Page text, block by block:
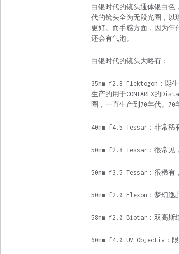
白银时代的镜头通体银白色
代的镜头全为无段光圈，以
更好。而手感方面，因为年
还会有气泡。
白银时代的镜头大略有：
35mm f2.8 Flektogon：诞
生产的用于CONTAREX的
圈，一直生产到70年代。70
40mm f4.5 Tessar：非常稀
50mm f2.8 Tessar：很常见
50mm f3.5 Tessar：很稀有
50mm f2.0 Flexon：梦幻逸
58mm f2.0 Biotar：双高斯
60mm f4.0 UV-Objectiv：